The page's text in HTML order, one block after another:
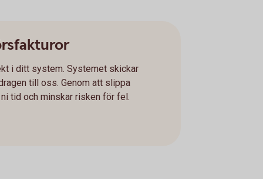
i ditt system. Systemet skickar
till oss. Genom att slippa
tid och minskar risken för fel.